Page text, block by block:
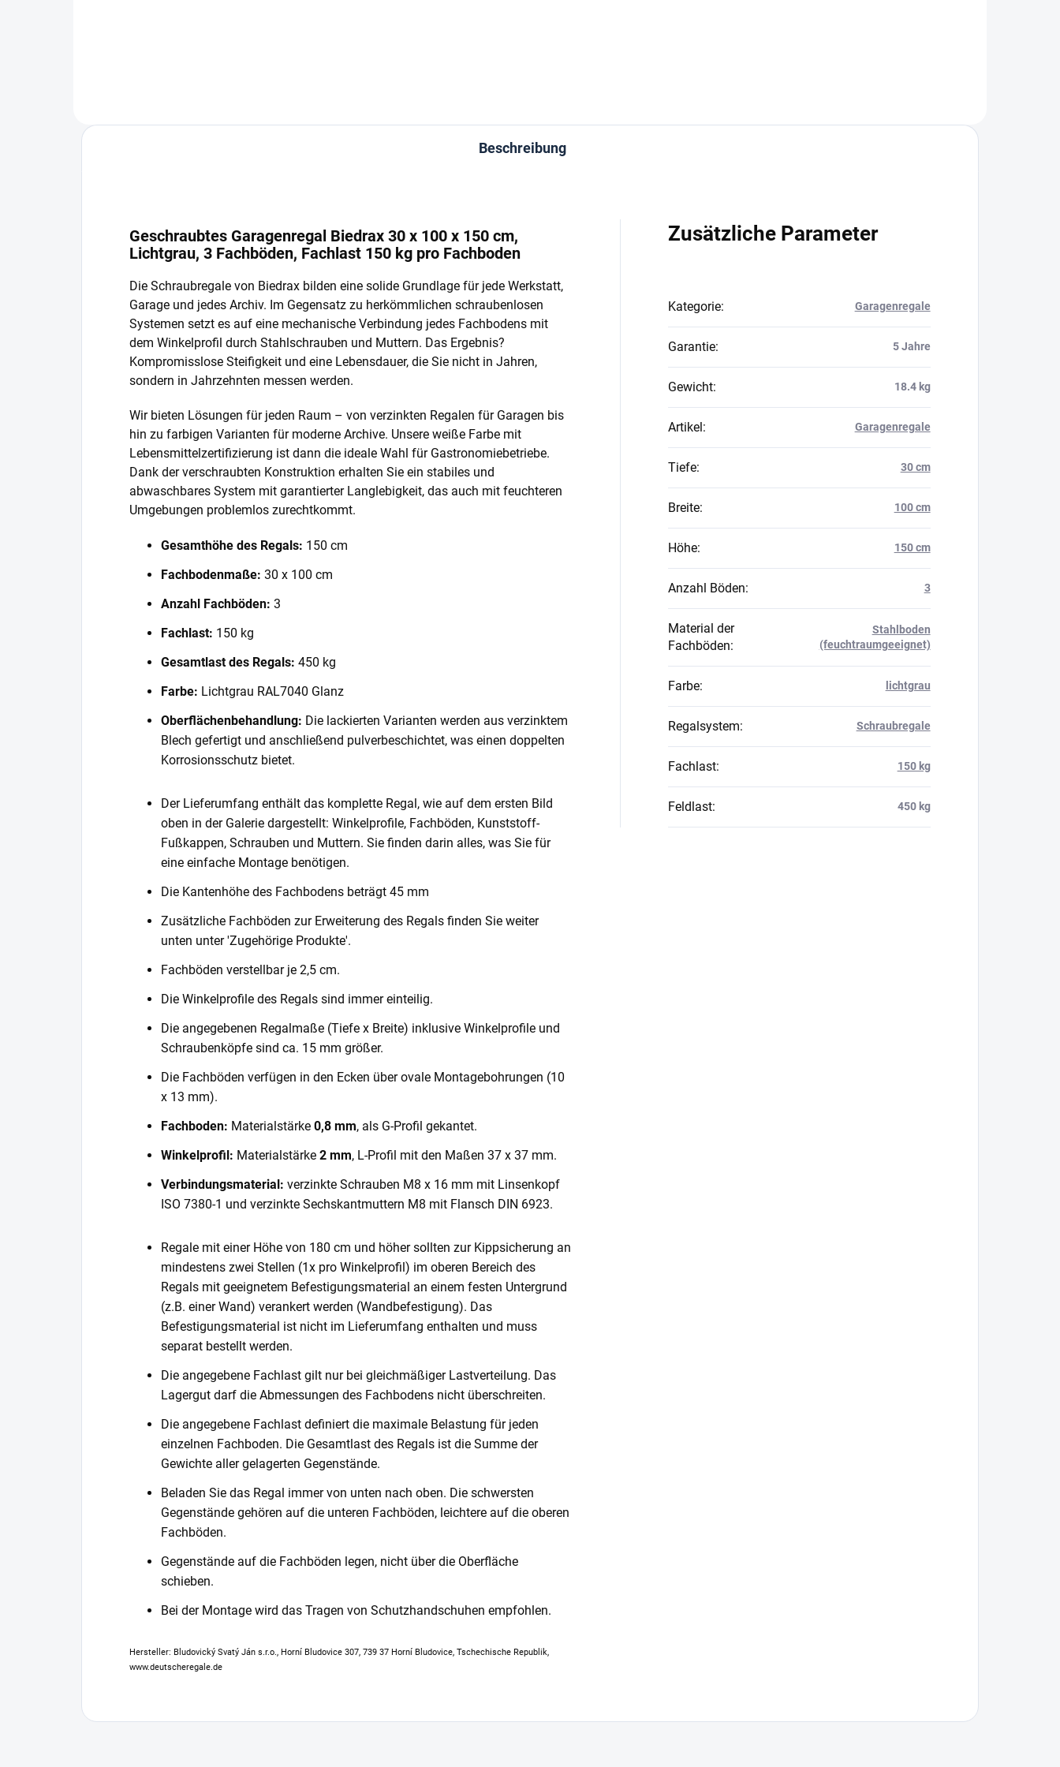
Beschreibung
Geschraubtes Garagenregal Biedrax 30 x 100 x 150 cm,
Lichtgrau, 3 Fachböden, Fachlast 150 kg pro Fachboden
Die Schraubregale von Biedrax bilden eine solide Grundlage für jede Werkstatt,
Garage und jedes Archiv. Im Gegensatz zu herkömmlichen schraubenlosen
Systemen setzt es auf eine mechanische Verbindung jedes Fachbodens mit
dem Winkelprofil durch Stahlschrauben und Muttern. Das Ergebnis?
Kompromisslose Steifigkeit und eine Lebensdauer, die Sie nicht in Jahren,
sondern in Jahrzehnten messen werden.
Wir bieten Lösungen für jeden Raum – von verzinkten Regalen für Garagen bis
hin zu farbigen Varianten für moderne Archive. Unsere weiße Farbe mit
Lebensmittelzertifizierung ist dann die ideale Wahl für Gastronomiebetriebe.
Dank der verschraubten Konstruktion erhalten Sie ein stabiles und
abwaschbares System mit garantierter Langlebigkeit, das auch mit feuchteren
Umgebungen problemlos zurechtkommt.
Gesamthöhe des Regals: 150 cm
Fachbodenmaße: 30 x 100 cm
Anzahl Fachböden: 3
Fachlast: 150 kg
Gesamtlast des Regals: 450 kg
Farbe: Lichtgrau RAL7040 Glanz
Oberflächenbehandlung: Die lackierten Varianten werden aus verzinktem
Blech gefertigt und anschließend pulverbeschichtet, was einen doppelten
Korrosionsschutz bietet.
Der Lieferumfang enthält das komplette Regal, wie auf dem ersten Bild
oben in der Galerie dargestellt: Winkelprofile, Fachböden, Kunststoff-
Fußkappen, Schrauben und Muttern. Sie finden darin alles, was Sie für
eine einfache Montage benötigen.
Die Kantenhöhe des Fachbodens beträgt 45 mm
Zusätzliche Fachböden zur Erweiterung des Regals finden Sie weiter
unten unter 'Zugehörige Produkte'.
Fachböden verstellbar je 2,5 cm.
Die Winkelprofile des Regals sind immer einteilig.
Die angegebenen Regalmaße (Tiefe x Breite) inklusive Winkelprofile und
Schraubenköpfe sind ca. 15 mm größer.
Die Fachböden verfügen in den Ecken über ovale Montagebohrungen (10
x 13 mm).
Fachboden: Materialstärke 0,8 mm, als G-Profil gekantet.
Winkelprofil: Materialstärke 2 mm, L-Profil mit den Maßen 37 x 37 mm.
Verbindungsmaterial: verzinkte Schrauben M8 x 16 mm mit Linsenkopf
ISO 7380-1 und verzinkte Sechskantmuttern M8 mit Flansch DIN 6923.
Regale mit einer Höhe von 180 cm und höher sollten zur Kippsicherung an
mindestens zwei Stellen (1x pro Winkelprofil) im oberen Bereich des
Regals mit geeignetem Befestigungsmaterial an einem festen Untergrund
(z.B. einer Wand) verankert werden (Wandbefestigung). Das
Befestigungsmaterial ist nicht im Lieferumfang enthalten und muss
separat bestellt werden.
Die angegebene Fachlast gilt nur bei gleichmäßiger Lastverteilung. Das
Lagergut darf die Abmessungen des Fachbodens nicht überschreiten.
Die angegebene Fachlast definiert die maximale Belastung für jeden
einzelnen Fachboden. Die Gesamtlast des Regals ist die Summe der
Gewichte aller gelagerten Gegenstände.
Beladen Sie das Regal immer von unten nach oben. Die schwersten
Gegenstände gehören auf die unteren Fachböden, leichtere auf die oberen
Fachböden.
Gegenstände auf die Fachböden legen, nicht über die Oberfläche
schieben.
Bei der Montage wird das Tragen von Schutzhandschuhen empfohlen.
Hersteller: Bludovický Svatý Ján s.r.o., Horní Bludovice 307, 739 37 Horní Bludovice, Tschechische Republik,
www.deutscheregale.de
Zusätzliche Parameter
Kategorie: Garagenregale
Garantie: 5 Jahre
Gewicht: 18.4 kg
Artikel: Garagenregale
Tiefe: 30 cm
Breite: 100 cm
Höhe: 150 cm
Anzahl Böden: 3
Material der
Fachböden:
Stahlboden
(feuchtraumgeeignet)
Farbe: lichtgrau
Regalsystem: Schraubregale
Fachlast: 150 kg
Feldlast: 450 kg